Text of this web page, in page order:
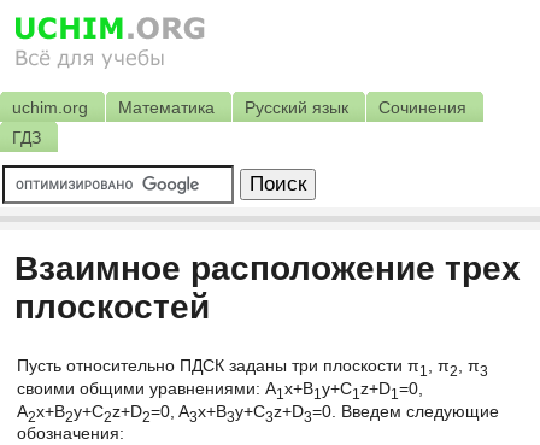
uchim.org Математика Русский язык
Сочинения
ГДЗ
Взаимное расположение трех
плоскостей
Пусть относительно ПДСК заданы три плоскости π1 , π2 , π3
своими общими уравнениями: A1 x+B1 y+C1 z+D1 =0,
A2x+B2y+C2z+D2=0, A3x+B3y+C3z+D3=0. Введем следующие
обозначения: